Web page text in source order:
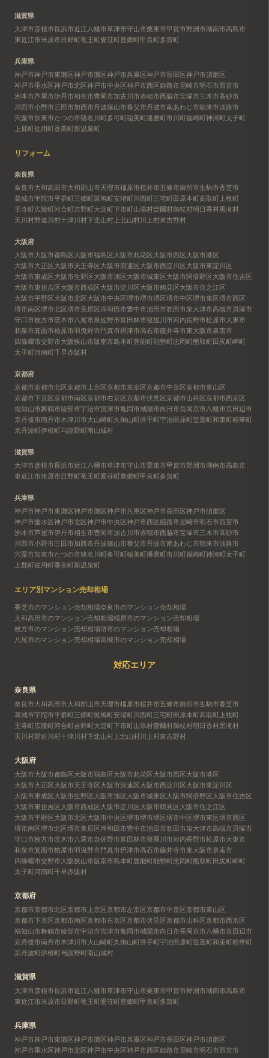
滋賀県
大津市彦根市長浜市近江八幡市草津市守山市栗東市甲賀市野洲市湖南市高島市
東近江市米原市日野町竜王町愛荘町豊郷町甲良町多賀町
兵庫県
神戸市神戸市東灘区神戸市灘区神戸市兵庫区神戸市長田区神戸市須磨区
神戸市垂水区神戸市北区神戸市中央区神戸市西区姫路市尼崎市明石市西宮市
洲本市芦屋市伊丹市相生市豊岡市加古川市赤穂市西脇市宝塚市三木市高砂市
川西市小野市三田市加西市丹波篠山市養父市丹波市南あわじ市朝来市淡路市
宍粟市加東市たつの市猪名川町多可町稲美町播磨町市川町福崎町神河町太子町
上郡町佐用町香美町新温泉町
リフォーム
奈良県
奈良市大和高田市大和郡山市天理市橿原市桜井市五條市御所市生駒市香芝市
葛城市宇陀市平群町三郷町斑鳩町安堵町川西町三宅町田原本町高取町 上牧町
王寺町広陵町河合町吉野町大淀町下市町山添村曽爾村御杖村明日香村黒滝村
天川村野迫川村十津川村下北山村 上北山村川上村東吉野村
大阪府
大阪市大阪市都島区大阪市福島区大阪市此花区大阪市西区大阪市港区
大阪市大正区大阪市天王寺区大阪市浪速区大阪市西淀川区大阪市東淀川区
大阪市東成区大阪市生野区大阪市旭区大阪市城東区大阪市阿倍野区大阪市住吉区
大阪市東住吉区大阪市西成区大阪市淀川区大阪市鶴見区大阪市住之江区
大阪市平野区大阪市北区大阪市中央区堺市堺市堺区堺市中区堺市東区堺市西区
堺市南区堺市北区堺市美原区岸和田市豊中市池田市吹田市泉大津市高槻市 貝塚市
守口市枚方市茨木市八尾市泉佐野市富田林市寝屋川市河内長野市松原市大東市
和泉市箕面市柏原市羽曳野市門真市摂津市高石市藤井寺市東大阪市泉南市
四條畷市交野市大阪狭山市阪南市島本町豊能町能勢町忠岡町熊取町田尻町岬町
太子町河南町千早赤阪村
京都府
京都市京都市北区京都市上京区京都市左京区京都市中京区京都市東山区
京都市下京区京都市南区京都市右京区京都市伏見区京都市山科区京都市西京区
福知山市舞鶴市綾部市宇治市宮津市亀岡市城陽市向日市長岡京市八幡市京田辺市
京丹後市南丹市木津川市大山崎町久御山町井手町宇治田原町笠置町和束町精華町
京丹波町伊根町与謝野町南山城村
滋賀県
大津市彦根市長浜市近江八幡市草津市守山市栗東市甲賀市野洲市湖南市高島市
東近江市米原市日野町竜王町愛荘町豊郷町甲良町多賀町
兵庫県
神戸市神戸市東灘区神戸市灘区神戸市兵庫区神戸市長田区神戸市須磨区
神戸市垂水区神戸市北区神戸市中央区神戸市西区姫路市尼崎市明石市西宮市
洲本市芦屋市伊丹市相生市豊岡市加古川市赤穂市西脇市宝塚市三木市高砂市
川西市小野市三田市加西市丹波篠山市養父市丹波市南あわじ市朝来市淡路市
宍粟市加東市たつの市猪名川町多可町稲美町播磨町市川町福崎町神河町太子町
上郡町佐用町香美町新温泉町
エリア別マンション売却相場
香芝市のマンション売却相場奈良市のマンション売却相場
大和高田市のマンション売却相場橿原市のマンション売却相場
枚方市のマンション売却相場堺市のマンション売却相場
八尾市のマンション売却相場高槻市のマンション売却相場
対応エリア
奈良県
奈良市大和高田市大和郡山市天理市橿原市桜井市五條市御所市生駒市香芝市
葛城市宇陀市平群町三郷町斑鳩町安堵町川西町三宅町田原本町高取町 上牧町
王寺町広陵町河合町吉野町大淀町下市町山添村曽爾村御杖村明日香村黒滝村
天川村野迫川村十津川村下北山村 上北山村川上村東吉野村
大阪府
大阪市大阪市都島区大阪市福島区大阪市此花区大阪市西区大阪市港区
大阪市大正区大阪市天王寺区大阪市浪速区大阪市西淀川区大阪市東淀川区
大阪市東成区大阪市生野区大阪市旭区大阪市城東区大阪市阿倍野区大阪市住吉区
大阪市東住吉区大阪市西成区大阪市淀川区大阪市鶴見区大阪市住之江区
大阪市平野区大阪市北区大阪市中央区堺市堺市堺区堺市中区堺市東区堺市西区
堺市南区堺市北区堺市美原区岸和田市豊中市池田市吹田市泉大津市高槻市 貝塚市
守口市枚方市茨木市八尾市泉佐野市富田林市寝屋川市河内長野市松原市大東市
和泉市箕面市柏原市羽曳野市門真市摂津市高石市藤井寺市東大阪市泉南市
四條畷市交野市大阪狭山市阪南市島本町豊能町能勢町忠岡町熊取町田尻町岬町
太子町河南町千早赤阪村
京都府
京都市京都市北区京都市上京区京都市左京区京都市中京区京都市東山区
京都市下京区京都市南区京都市右京区京都市伏見区京都市山科区京都市西京区
福知山市舞鶴市綾部市宇治市宮津市亀岡市城陽市向日市長岡京市八幡市京田辺市
京丹後市南丹市木津川市大山崎町久御山町井手町宇治田原町笠置町和束町精華町
京丹波町伊根町与謝野町南山城村
滋賀県
大津市彦根市長浜市近江八幡市草津市守山市栗東市甲賀市野洲市湖南市高島市
東近江市米原市日野町竜王町愛荘町豊郷町甲良町多賀町
兵庫県
神戸市神戸市東灘区神戸市灘区神戸市兵庫区神戸市長田区神戸市須磨区
神戸市垂水区神戸市北区神戸市中央区神戸市西区姫路市尼崎市明石市西宮市